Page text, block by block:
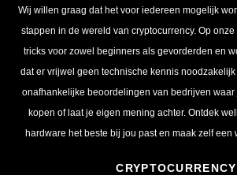
Wij willen graag dat het voor iedereen mogelijk
stappen in de wereld van cryptocurrency. Op
tricks voor zowel beginners als gevorderden en
dat er vrijwel geen technische kennis
onafhankelijke beoordelingen van bedrijven waar
kopen of laat je eigen mening achter. Ontdek
hardware het beste bij jou past en maak zelf een
CRYPTOCURRENCY